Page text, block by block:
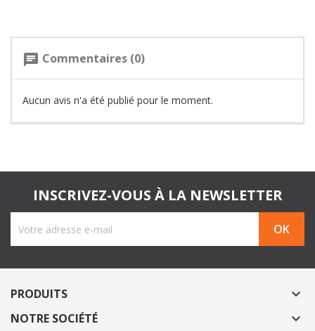
chat Commentaires (0)
Aucun avis n'a été publié pour le moment.
INSCRIVEZ-VOUS À LA NEWSLETTER
PRODUITS 
NOTRE SOCIÉTÉ 